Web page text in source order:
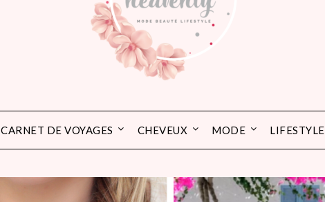
CARNET DE VOYAGES CHEVEUX MODE LIFESTYLE